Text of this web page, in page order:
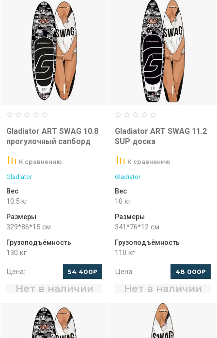
Gladiator ART SWAG 10.8
прогулочный сапборд
К сравнению
Gladiator
Вес
10.5 кг
Размеры
329*86*15 см
Грузоподъёмность
130 кг
Цена: 54 400₽
Нет в наличии
Gladiator ART SWAG 11.2
SUP доска
К сравнению
Gladiator
Вес
10 кг
Размеры
341*76*12 см
Грузоподъёмность
110 кг
Цена: 48 000₽
Нет в наличии